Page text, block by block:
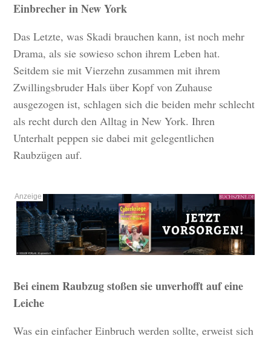
Einbrecher in New York
Das Letzte, was Skadi brauchen kann, ist noch mehr
Drama, als sie sowieso schon ihrem Leben hat.
Seitdem sie mit Vierzehn zusammen mit ihrem
Zwillingsbruder Hals über Kopf von Zuhause
ausgezogen ist, schlagen sich die beiden mehr schlecht
als recht durch den Alltag in New York. Ihren
Unterhalt peppen sie dabei mit gelegentlichen
Raubzügen auf.
Bei einem Raubzug stoßen sie unverhofft auf eine
Leiche
Was ein einfacher Einbruch werden sollte, erweist sich